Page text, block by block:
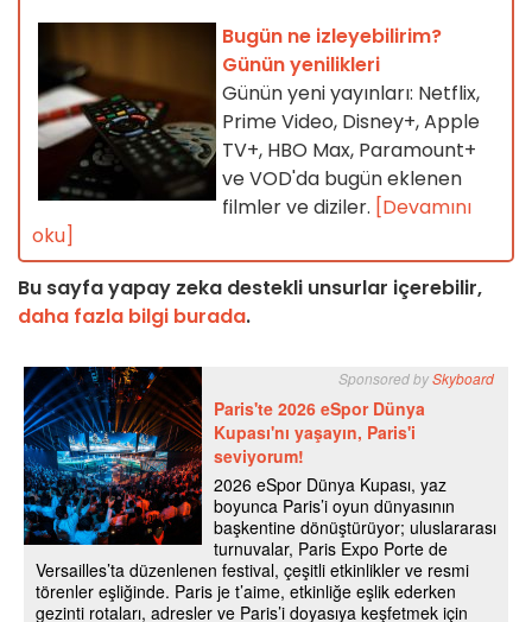
Bugün ne izleyebilirim?
Günün yenilikleri
Günün yeni yayınları: Netflix,
Prime Video, Disney+, Apple
TV+, HBO Max, Paramount+
ve VOD'da bugün eklenen
filmler ve diziler. [Devamını
oku]
Bu sayfa yapay zeka destekli unsurlar içerebilir,
daha fazla bilgi burada.